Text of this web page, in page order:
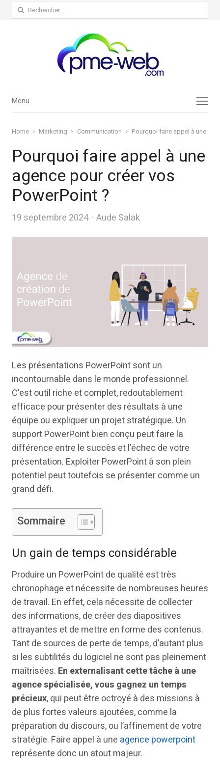
Rechercher :
Menu
Menu
Home Marketing Communication Pourquoi faire appel à une
Pourquoi faire appel à une
agence pour créer vos
PowerPoint ?
19 septembre 2024 Author
Aude Salak
Les présentations PowerPoint sont un
incontournable dans le monde professionnel.
C’est outil riche et complet, redoutablement
efficace pour présenter des résultats à une
équipe ou expliquer un projet stratégique. Un
support PowerPoint bien conçu peut faire la
différence entre le succès et l’échec de votre
présentation. Exploiter PowerPoint à son plein
potentiel peut toutefois se présenter comme un
grand défi.
Sommaire
Un gain de temps considérable
Produire un PowerPoint de qualité est très
chronophage et nécessite de nombreuses heures
de travail. En effet, cela nécessite de collecter
des informations, de créer des diapositives
attrayantes et de mettre en forme des contenus.
Tant de sources de perte de temps, d’autant plus
si les subtilités du logiciel ne sont pas pleinement
maîtrisées. En externalisant cette tâche à une
agence spécialisée, vous gagnez un temps
précieux, qui peut être octroyé à des missions à
de plus fortes valeurs ajoutées, comme la
préparation du discours, ou l’affinement de votre
stratégie. Faire appel à une agence powerpoint
représente donc un atout majeur.